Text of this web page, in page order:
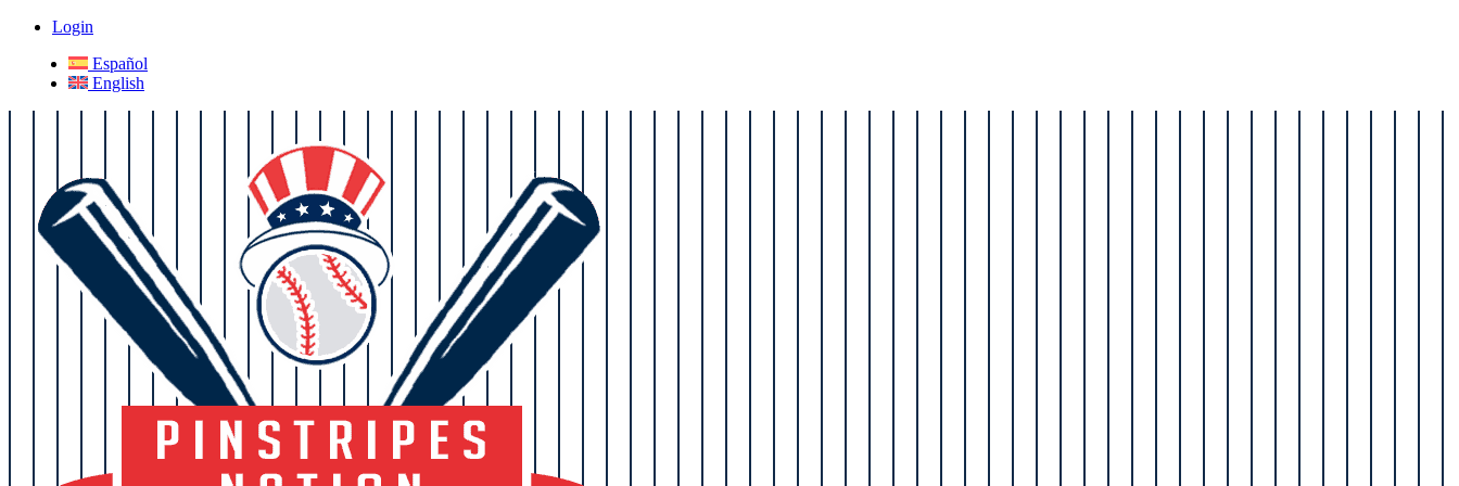
Login
Español
English